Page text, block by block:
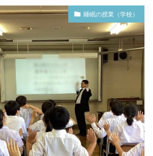
睡眠の授業（学校）